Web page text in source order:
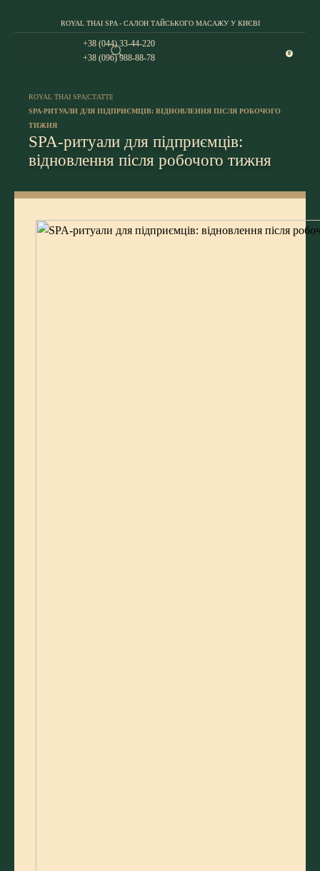
ROYAL THAI SPA - САЛОН ТАЙСЬКОГО МАСАЖУ У КИЄВІ
+38 (044) 33-44-220
+38 (096) 988-88-78
0
ROYAL THAI SPA|СТАТТІ|
SPA-РИТУАЛИ ДЛЯ ПІДПРИЄМЦІВ: ВІДНОВЛЕННЯ ПІСЛЯ РОБОЧОГО
ТИЖНЯ
SPA-ритуали для підприємців:
відновлення після робочого тижня